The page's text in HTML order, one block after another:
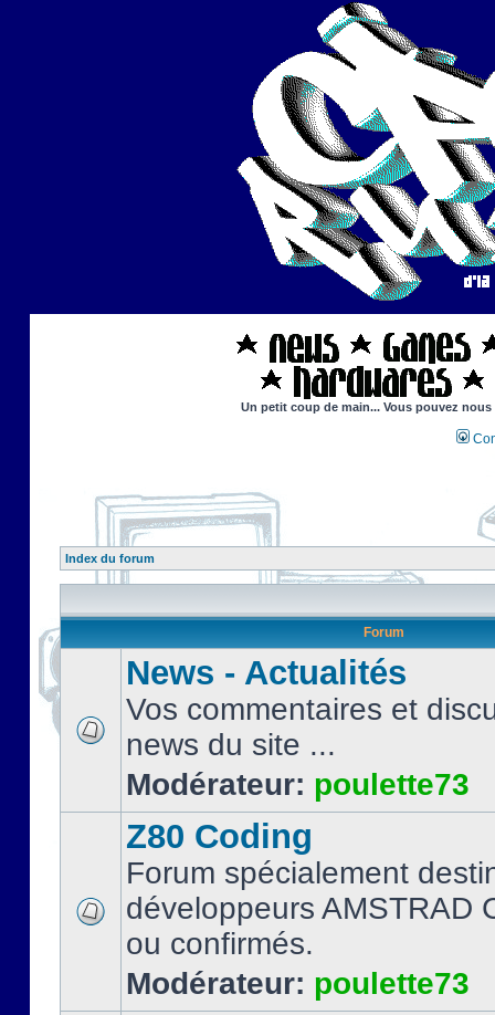
Un petit coup de main... Vous pouvez
Index du forum
Forum
News - Actualités
Vos commentaires et
news du site ...
Modérateur: poulette73
Z80 Coding
Forum spécialement
développeurs AMSTRAD
ou confirmés.
Modérateur: poulette73